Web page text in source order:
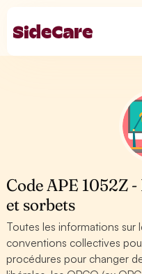
Code APE 1052Z
et sorbets
Toutes les informations sur
conventions collectives
procédures pour changer